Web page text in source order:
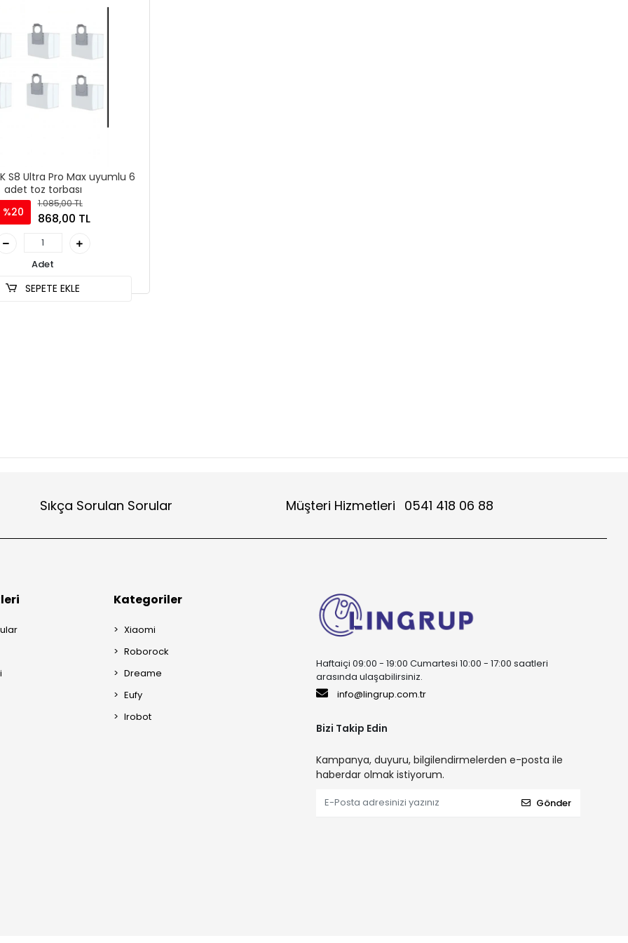
S8 Ultra Pro Max uyumlu 6
adet toz torbası
%20
1.085,00 TL
868,00 TL
Adet
SEPETE EKLE
Sıkça Sorulan Sorular Müşteri Hizmetleri 0541 418 06 88
Kategoriler
Xiaomi
Roborock
Dreame
Eufy
Irobot
Haftaiçi 09:00 - 19:00 Cumartesi 10:00 - 17:00 saatleri
arasında ulaşabilirsiniz.
info@lingrup.com.tr
Bizi Takip Edin
Kampanya, duyuru, bilgilendirmelerden e-posta ile
haberdar olmak istiyorum.
Gönder